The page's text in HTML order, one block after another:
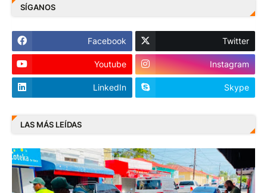
SÍGANOS
Facebook Twitter
Youtube Instagram
LinkedIn Skype
LAS MÁS LEÍDAS